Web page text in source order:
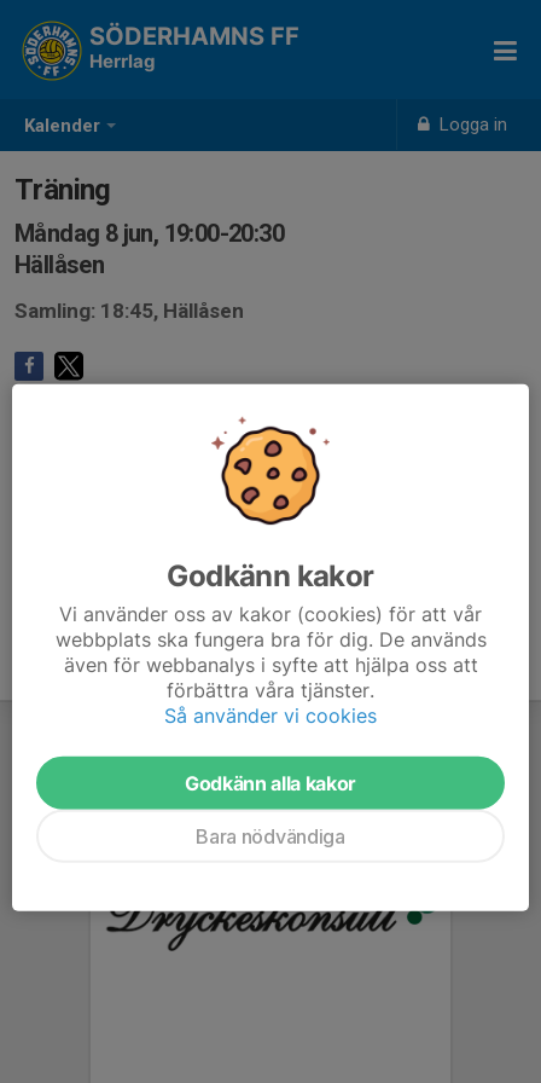
Kalender Logga in
SÖDERHAMNS FF
Herrlag
Träning
Måndag 8 jun, 19:00-20:30
Hällåsen
Samling: 18:45, Hällåsen
Godkänn kakor
Vi använder oss av kakor (cookies) för att vår
webbplats ska fungera bra för dig. De används
även för webbanalys i syfte att hjälpa oss att
förbättra våra tjänster.
Så använder vi cookies
Godkänn alla kakor
Bara nödvändiga